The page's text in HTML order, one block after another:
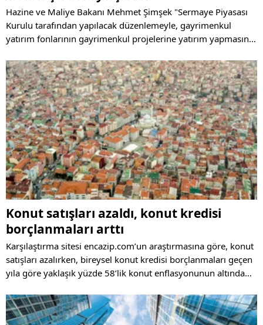
Hazine ve Maliye Bakanı Mehmet Şimşek "Sermaye Piyasası
Kurulu tarafından yapılacak düzenlemeyle, gayrimenkul
yatırım fonlarının gayrimenkul projelerine yatırım yapmasının
dedi
Konut satışları azaldı, konut kredisi
borçlanmaları arttı
Karşılaştırma sitesi encazip.com’un araştırmasına göre, konut
satışları azalırken, bireysel konut kredisi borçlanmaları geçen
yıla göre yaklaşık yüzde 58’lik konut enflasyonunun altında